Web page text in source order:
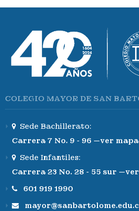
COLEGIO MAYOR DE SAN
Sede Bachillerato:
Carrera 7 No. 9 - 96 —ver mapa
Sede Infantiles:
Carrera 23 No. 28 - 55 sur
601 919 1990